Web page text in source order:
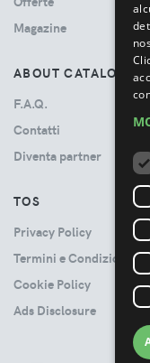
Magazine
ABOUT CATALOVE
F.A.Q.
Contatti
Diventa partner
TOS
Privacy Policy
Termini e Condizioni
Cookie Policy
Ads Disclosure